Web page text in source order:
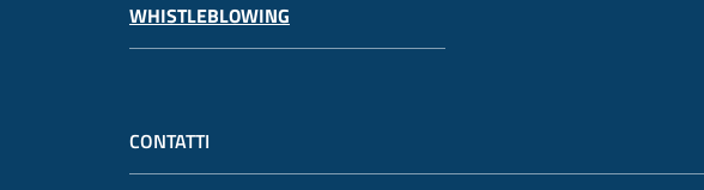
WHISTLEBLOWING
CONTATTI